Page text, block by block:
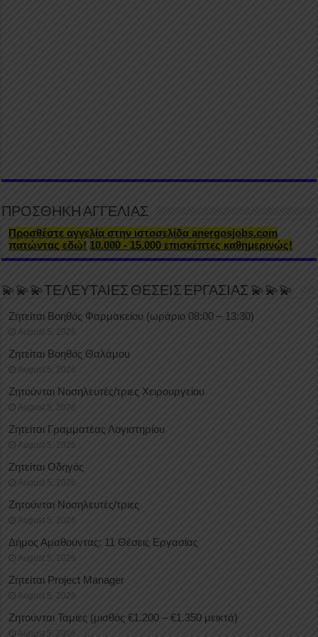
ΠΡΟΣΘΗΚΗ ΑΓΓΕΛΙΑΣ
Προσθέστε αγγελία στην ιστοσελίδα anergosjobs.com
πατώντας εδώ! 10.000 - 15.000 επισκέπτες καθημερινώς!
💫💫💫ΤΕΛΕΥΤΑΙΕΣ ΘΕΣΕΙΣ ΕΡΓΑΣΙΑΣ 💫💫💫
Ζητείται Βοηθός Φαρμακείου (ωράριο 08:00 – 13:30)
August 5, 2026
Ζητείται Βοηθός Θαλάμου
August 5, 2026
Ζητούνται Νοσηλευτές/τριες Χειρουργείου
August 5, 2026
Ζητείται Γραμματέας Λογιστηρίου
August 5, 2026
Ζητείται Οδηγός
August 5, 2026
Ζητούνται Νοσηλευτές/τριες
August 5, 2026
Δήμος Αμαθούντας: 11 Θέσεις Εργασίας
August 5, 2026
Ζητείται Project Manager
August 5, 2026
Ζητούνται Ταμίες (μισθός €1.200 – €1.350 μεικτά)
August 5, 2026